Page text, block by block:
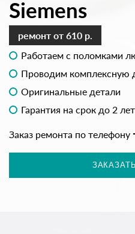
Siemens
ремонт от 610 р.
Работаем с поломками
Проводим комплексную
Оригинальные детали
Гарантия на срок до 2 лет
Заказ ремонта по телефону